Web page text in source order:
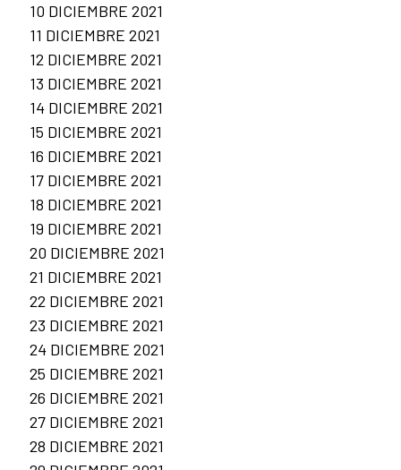
10 DICIEMBRE 2021
11 DICIEMBRE 2021
12 DICIEMBRE 2021
13 DICIEMBRE 2021
14 DICIEMBRE 2021
15 DICIEMBRE 2021
16 DICIEMBRE 2021
17 DICIEMBRE 2021
18 DICIEMBRE 2021
19 DICIEMBRE 2021
20 DICIEMBRE 2021
21 DICIEMBRE 2021
22 DICIEMBRE 2021
23 DICIEMBRE 2021
24 DICIEMBRE 2021
25 DICIEMBRE 2021
26 DICIEMBRE 2021
27 DICIEMBRE 2021
28 DICIEMBRE 2021